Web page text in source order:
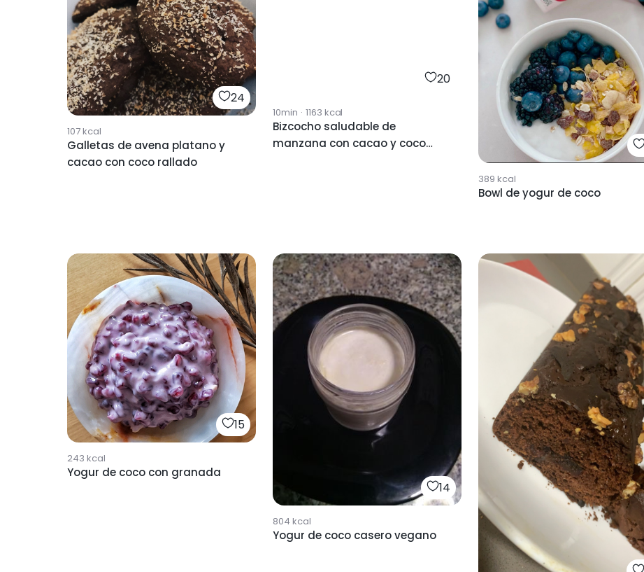
24
107kcal
Galletas de avena platano y
cacao con coco rallado
20
10min · 1163 kcal
Bizcocho saludable de
manzana con cacao y coco
389 kcal
Bowl de yogur de coco
15
243 kcal
Yogur de coco con granada
14
804 kcal
Yogur de coco casero vegano